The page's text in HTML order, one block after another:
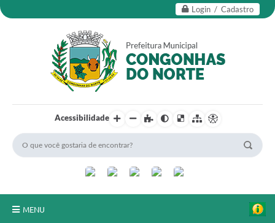
Login / Cadastro
Acessibilidade
MENU